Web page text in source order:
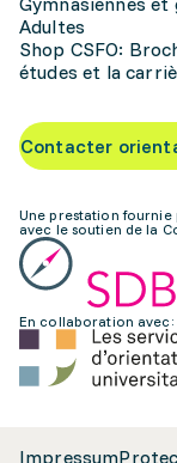
Adultes
Shop CSFO:
études et la
Contacter
Une prestation fournie
avec le soutien de la
En collaboration avec:
Impressum